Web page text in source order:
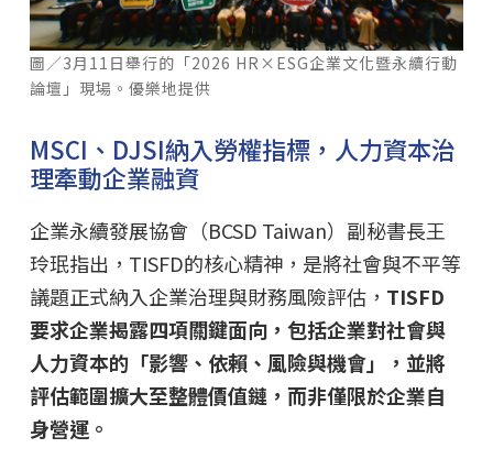
圖／3月11日舉行的「2026 HR×ESG企業文化暨永續行動
論壇」現場。優樂地提供
MSCI、DJSI納入勞權指標，人力資本治
理牽動企業融資
企業永續發展協會（BCSD Taiwan）副秘書長王
玲珉指出，TISFD的核心精神，是將社會與不平等
議題正式納入企業治理與財務風險評估， TISFD
要求企業揭露四項關鍵面向，包括企業對社會與
人力資本的「影響、依賴、風險與機會」，並將
評估範圍擴大至整體價值鏈，而非僅限於企業自
身營運。